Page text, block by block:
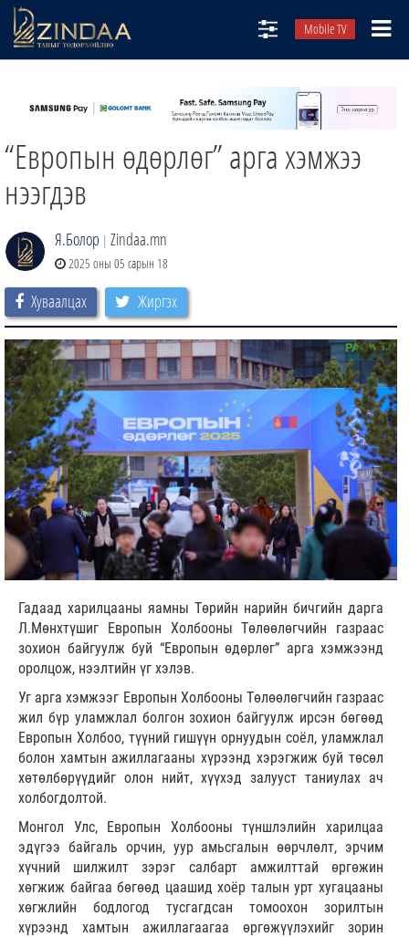
Mobile TV
ТВ8
ӨГЛӨӨНИЙ СОНИН
АУДИО ЗОХИОЛ
ЗИНДАА СЭТГҮҮЛ
“Европын өдөрлөг” арга хэмжээ
нээгдэв
Я.Болор | Zindaa.mn
2025 оны 05 сарын 18
Хуваалцах Жиргэх
Гадаад харилцааны яамны Төрийн нарийн бичгийн дарга
Л.Мөнхтүшиг Европын Холбооны Төлөөлөгчийн газраас
зохион байгуулж буй “Европын өдөрлөг” арга хэмжээнд
оролцож, нээлтийн үг хэлэв.
Уг арга хэмжээг Европын Холбооны Төлөөлөгчийн газраас
жил бүр уламжлал болгон зохион байгуулж ирсэн бөгөөд
Европын Холбоо, түүний гишүүн орнуудын соёл, уламжлал
болон хамтын ажиллагааны хүрээнд хэрэгжиж буй төсөл
хөтөлбөрүүдийг олон нийт, хүүхэд залууст таниулах ач
холбогдолтой.
Монгол Улс, Европын Холбооны түншлэлийн харилцаа
эдүгээ байгаль орчин, уур амьсгалын өөрчлөлт, эрчим
хүчний шилжилт зэрэг салбарт амжилттай өргөжин
хөгжиж байгаа бөгөөд цаашид хоёр талын урт хугацааны
хөгжлийн бодлогод тусгагдсан томоохон зорилтын
хүрээнд хамтын ажиллагаагаа өргөжүүлэхийг зорин